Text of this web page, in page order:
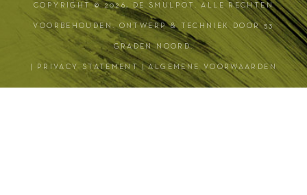
COPYRIGHT © 2026, DE SMULPOT . ALLE RECHTEN
VOORBEHOUDEN. ONTWERP & TECHNIEK DOOR53
GRADEN NOORD.
PRIVACY STATEMENT |ALGEMENE VOORWAARDEN